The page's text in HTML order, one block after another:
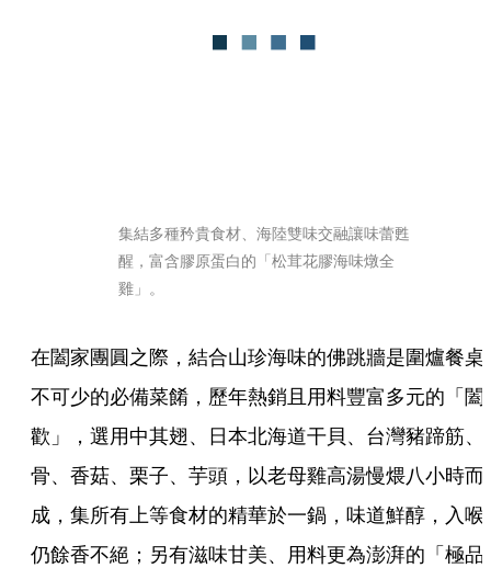
集結多種矜貴食材、海陸雙味交融讓味蕾甦
醒，富含膠原蛋白的「松茸花膠海味燉全
雞」。
在闔家團圓之際，結合山珍海味的佛跳牆是圍爐餐桌
不可少的必備菜餚，歷年熱銷且用料豐富多元的「闔
歡」，選用中其翅、日本北海道干貝、台灣豬蹄筋、
骨、香菇、栗子、芋頭，以老母雞高湯慢煨八小時而
成，集所有上等食材的精華於一鍋，味道鮮醇，入喉
仍餘香不絕；另有滋味甘美、用料更為澎湃的「極品